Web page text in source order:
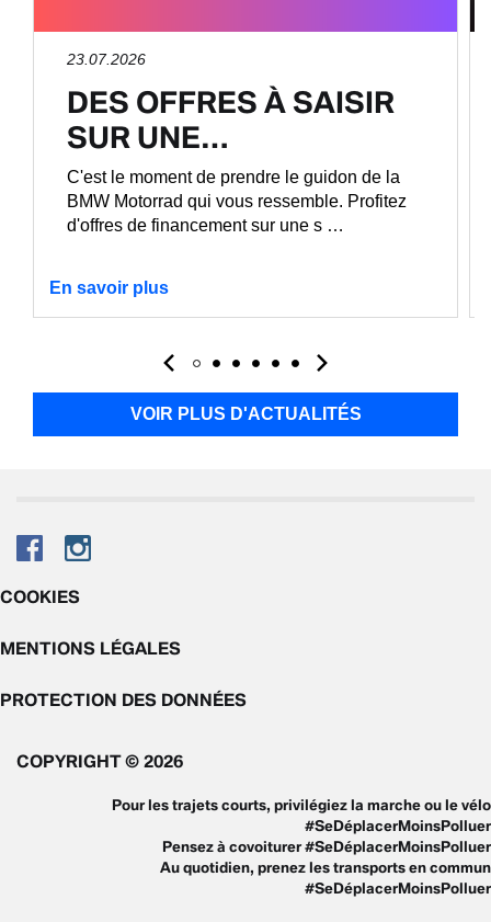
23.07.2026
DES OFFRES À SAISIR
SUR UNE…
C'est le moment de prendre le guidon de la
BMW Motorrad qui vous ressemble. Profitez
d'offres de financement sur une s …
En savoir plus
VOIR PLUS D'ACTUALITÉS
COOKIES
MENTIONS LÉGALES
PROTECTION DES DONNÉES
COPYRIGHT © 2026
Pour les trajets courts, privilégiez la marche ou le vélo
#SeDéplacerMoinsPolluer
Pensez à covoiturer #SeDéplacerMoinsPolluer
Au quotidien, prenez les transports en commun
#SeDéplacerMoinsPolluer